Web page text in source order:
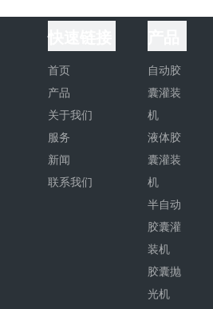
首页
产品
关于我们
服务
新闻
联系我们
自动胶
囊灌装
机
液体胶
囊灌装
机
半自动
胶囊灌
装机
胶囊抛
光机